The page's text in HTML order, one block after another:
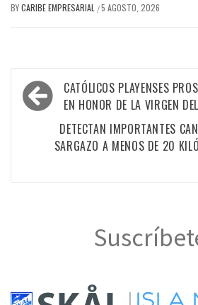
BYCARIBE EMPRESARIAL /5 AGOSTO, 2026
Navegación
de
entradas
CATÓLICOS PLAYENSES
EN HONOR DE LA VIRGEN
DETECTAN IMPORTANTES
SARGAZO A MENOS DE 20